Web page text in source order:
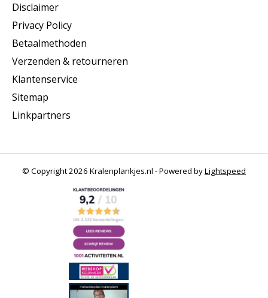
Disclaimer
Privacy Policy
Betaalmethoden
Verzenden & retourneren
Klantenservice
Sitemap
Linkpartners
© Copyright 2026 Kralenplankjes.nl - Powered byLightspeed